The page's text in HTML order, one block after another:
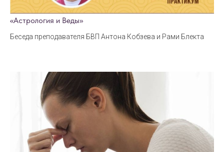
«Астрология и Веды»
Беседа преподавателя БВП Антона Кобзева и Рами Блекта